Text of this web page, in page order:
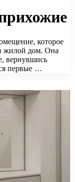
которое
жилой дом. Она
вернувшись
первые …